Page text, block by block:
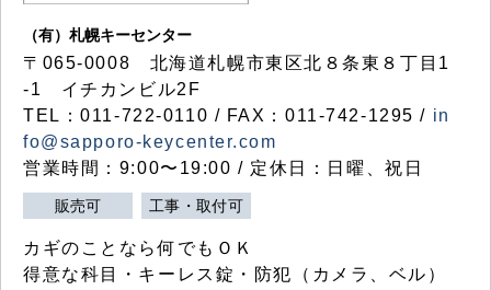
（有）札幌キーセンター
〒065-0008 北海道札幌市東区北８条東８丁目1
-1 イチカンビル2F
TEL：011-722-0110 / FAX：011-742-1295 / in
fo@sapporo-keycenter.com
営業時間：9:00〜19:00 / 定休日：日曜、祝日
販売可 工事・取付可
カギのことなら何でもＯＫ
得意な科目・キーレス錠・防犯（カメラ、ベル）